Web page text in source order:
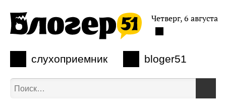
слухоприемник bloger51
Четверг, 6 августа